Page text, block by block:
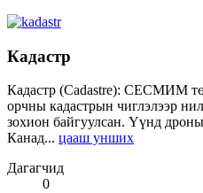
Кадастр
Кадастр (Cadastre): СЕСМИМ
орчны кадастрын чиглэлээр
зохион байгуулсан. Үүнд
Канад... цааш унших
Дагагчид
0